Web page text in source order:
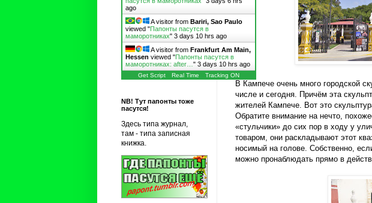
В Кампече очень много городской
числе и сегодня. Причём эта
жителей Кампече. Вот это
Обратите внимание на нечто,
«стульчики» до сих пор в ходу у
товаром, они раскладывают этот
носимый на голове. Собственно,
можно пронаблюдать прямо в
ago
A visitor from Bariri, Sao Paulo
viewed "Папонты пасутся в
маморотниках" 3 days 10 hrs ago
A visitor from Frankfurt Am Main,
Hessen viewed "Папонты пасутся в
маморотниках: after… " 3 days 10 hrs ago
Get Script Real Time Tracking ON
NB! Тут папонты тоже
пасутся!
Здесь типа журнал,
там - типа записная
книжка.